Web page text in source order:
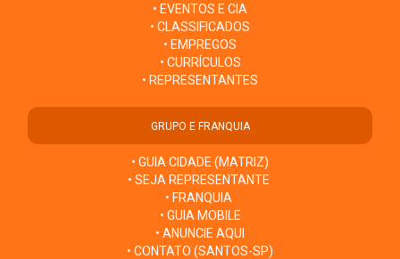
• EVENTOS E CIA
• CLASSIFICADOS
• EMPREGOS
• CURRÍCULOS
• REPRESENTANTES
GRUPO E FRANQUIA
• GUIA CIDADE (MATRIZ)
• SEJA REPRESENTANTE
• FRANQUIA
• GUIA MOBILE
• ANUNCIE AQUI
• CONTATO (SANTOS-SP)